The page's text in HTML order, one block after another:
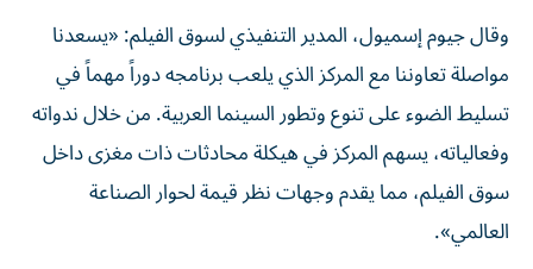
وقال جيوم إسميول، المدير التنفيذي لسوق الفيلم: «يسعدنا
مواصلة تعاوننا مع المركز الذي يلعب برنامجه دوراً مهماً في
تسليط الضوء على تنوع وتطور السينما العربية. من خلال ندواته
وفعالياته، يسهم المركز في هيكلة محادثات ذات مغزى داخل
سوق الفيلم، مما يقدم وجهات نظر قيمة لحوار الصناعة
العالمي».